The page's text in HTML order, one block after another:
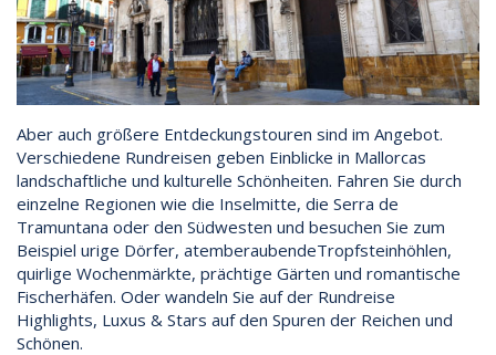
Aber auch größere Entdeckungstouren sind im Angebot.
Verschiedene Rundreisen geben Einblicke in Mallorcas
landschaftliche und kulturelle Schönheiten. Fahren Sie durch
einzelne Regionen wie die Inselmitte, die Serra de
Tramuntana oder den Südwesten und besuchen Sie zum
Beispiel urige Dörfer, atemberaubendeTropfsteinhöhlen,
quirlige Wochenmärkte, prächtige Gärten und romantische
Fischerhäfen. Oder wandeln Sie auf der Rundreise
Highlights, Luxus & Stars auf den Spuren der Reichen und
Schönen.